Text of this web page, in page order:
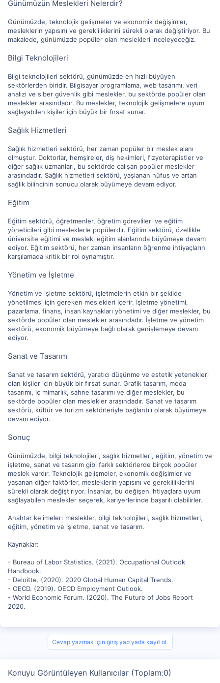
Günümüzün Meslekleri Nelerdir?
Günümüzde, teknolojik gelişmeler ve ekonomik değişimler,
mesleklerin yapısını ve gerekliliklerini sürekli olarak değiştiriyor. Bu
makalede, günümüzde popüler olan meslekleri inceleyeceğiz.
Bilgi Teknolojileri
Bilgi teknolojileri sektörü, günümüzde en hızlı büyüyen
sektörlerden biridir. Bilgisayar programlama, web tasarımı, veri
analizi ve siber güvenlik gibi meslekler, bu sektörde popüler olan
meslekler arasındadır. Bu meslekler, teknolojik gelişmelere uyum
sağlayabilen kişiler için büyük bir fırsat sunar.
Sağlık Hizmetleri
Sağlık hizmetleri sektörü, her zaman popüler bir meslek alanı
olmuştur. Doktorlar, hemşireler, diş hekimleri, fizyoterapistler ve
diğer sağlık uzmanları, bu sektörde çalışan popüler meslekler
arasındadır. Sağlık hizmetleri sektörü, yaşlanan nüfus ve artan
sağlık bilincinin sonucu olarak büyümeye devam ediyor.
Eğitim
Eğitim sektörü, öğretmenler, öğretim görevlileri ve eğitim
yöneticileri gibi mesleklerle popülerdir. Eğitim sektörü, özellikle
üniversite eğitimi ve mesleki eğitim alanlarında büyümeye devam
ediyor. Eğitim sektörü, her zaman insanların öğrenme ihtiyaçlarını
karşılamada kritik bir rol oynamıştır.
Yönetim ve İşletme
Yönetim ve işletme sektörü, işletmelerin etkin bir şekilde
yönetilmesi için gereken meslekleri içerir. İşletme yönetimi,
pazarlama, finans, insan kaynakları yönetimi ve diğer meslekler, bu
sektörde popüler olan meslekler arasındadır. İşletme ve yönetim
sektörü, ekonomik büyümeye bağlı olarak genişlemeye devam
ediyor.
Sanat ve Tasarım
Sanat ve tasarım sektörü, yaratıcı düşünme ve estetik yetenekleri
olan kişiler için büyük bir fırsat sunar. Grafik tasarım, moda
tasarımı, iç mimarlık, sahne tasarımı ve diğer meslekler, bu
sektörde popüler olan meslekler arasındadır. Sanat ve tasarım
sektörü, kültür ve turizm sektörleriyle bağlantılı olarak büyümeye
devam ediyor.
Sonuç
Günümüzde, bilgi teknolojileri, sağlık hizmetleri, eğitim, yönetim ve
işletme, sanat ve tasarım gibi farklı sektörlerde birçok popüler
meslek vardır. Teknolojik gelişmeler, ekonomik değişimler ve
yaşanan diğer faktörler, mesleklerin yapısını ve gerekliliklerini
sürekli olarak değiştiriyor. İnsanlar, bu değişen ihtiyaçlara uyum
sağlayabilen meslekler seçerek, kariyerlerinde başarılı olabilirler.
Anahtar kelimeler: meslekler, bilgi teknolojileri, sağlık hizmetleri,
eğitim, yönetim ve işletme, sanat ve tasarım.
Kaynaklar:
- Bureau of Labor Statistics. (2021). Occupational Outlook
Handbook.
- Deloitte. (2020). 2020 Global Human Capital Trends.
- OECD. (2019). OECD Employment Outlook.
- World Economic Forum. (2020). The Future of Jobs Report
2020.
Cevap yazmak için giriş yap yada kayıt ol.
Konuyu Görüntüleyen Kullanıcılar (Toplam:0)